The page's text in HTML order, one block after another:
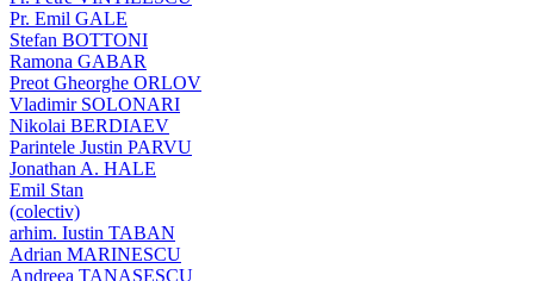
Pr. Emil GALE
Stefan BOTTONI
Ramona GABAR
Preot Gheorghe ORLOV
Vladimir SOLONARI
Nikolai BERDIAEV
Parintele Justin PARVU
Jonathan A. HALE
Emil Stan
(colectiv)
arhim. Iustin TABAN
Adrian MARINESCU
Andreea TANASESCU